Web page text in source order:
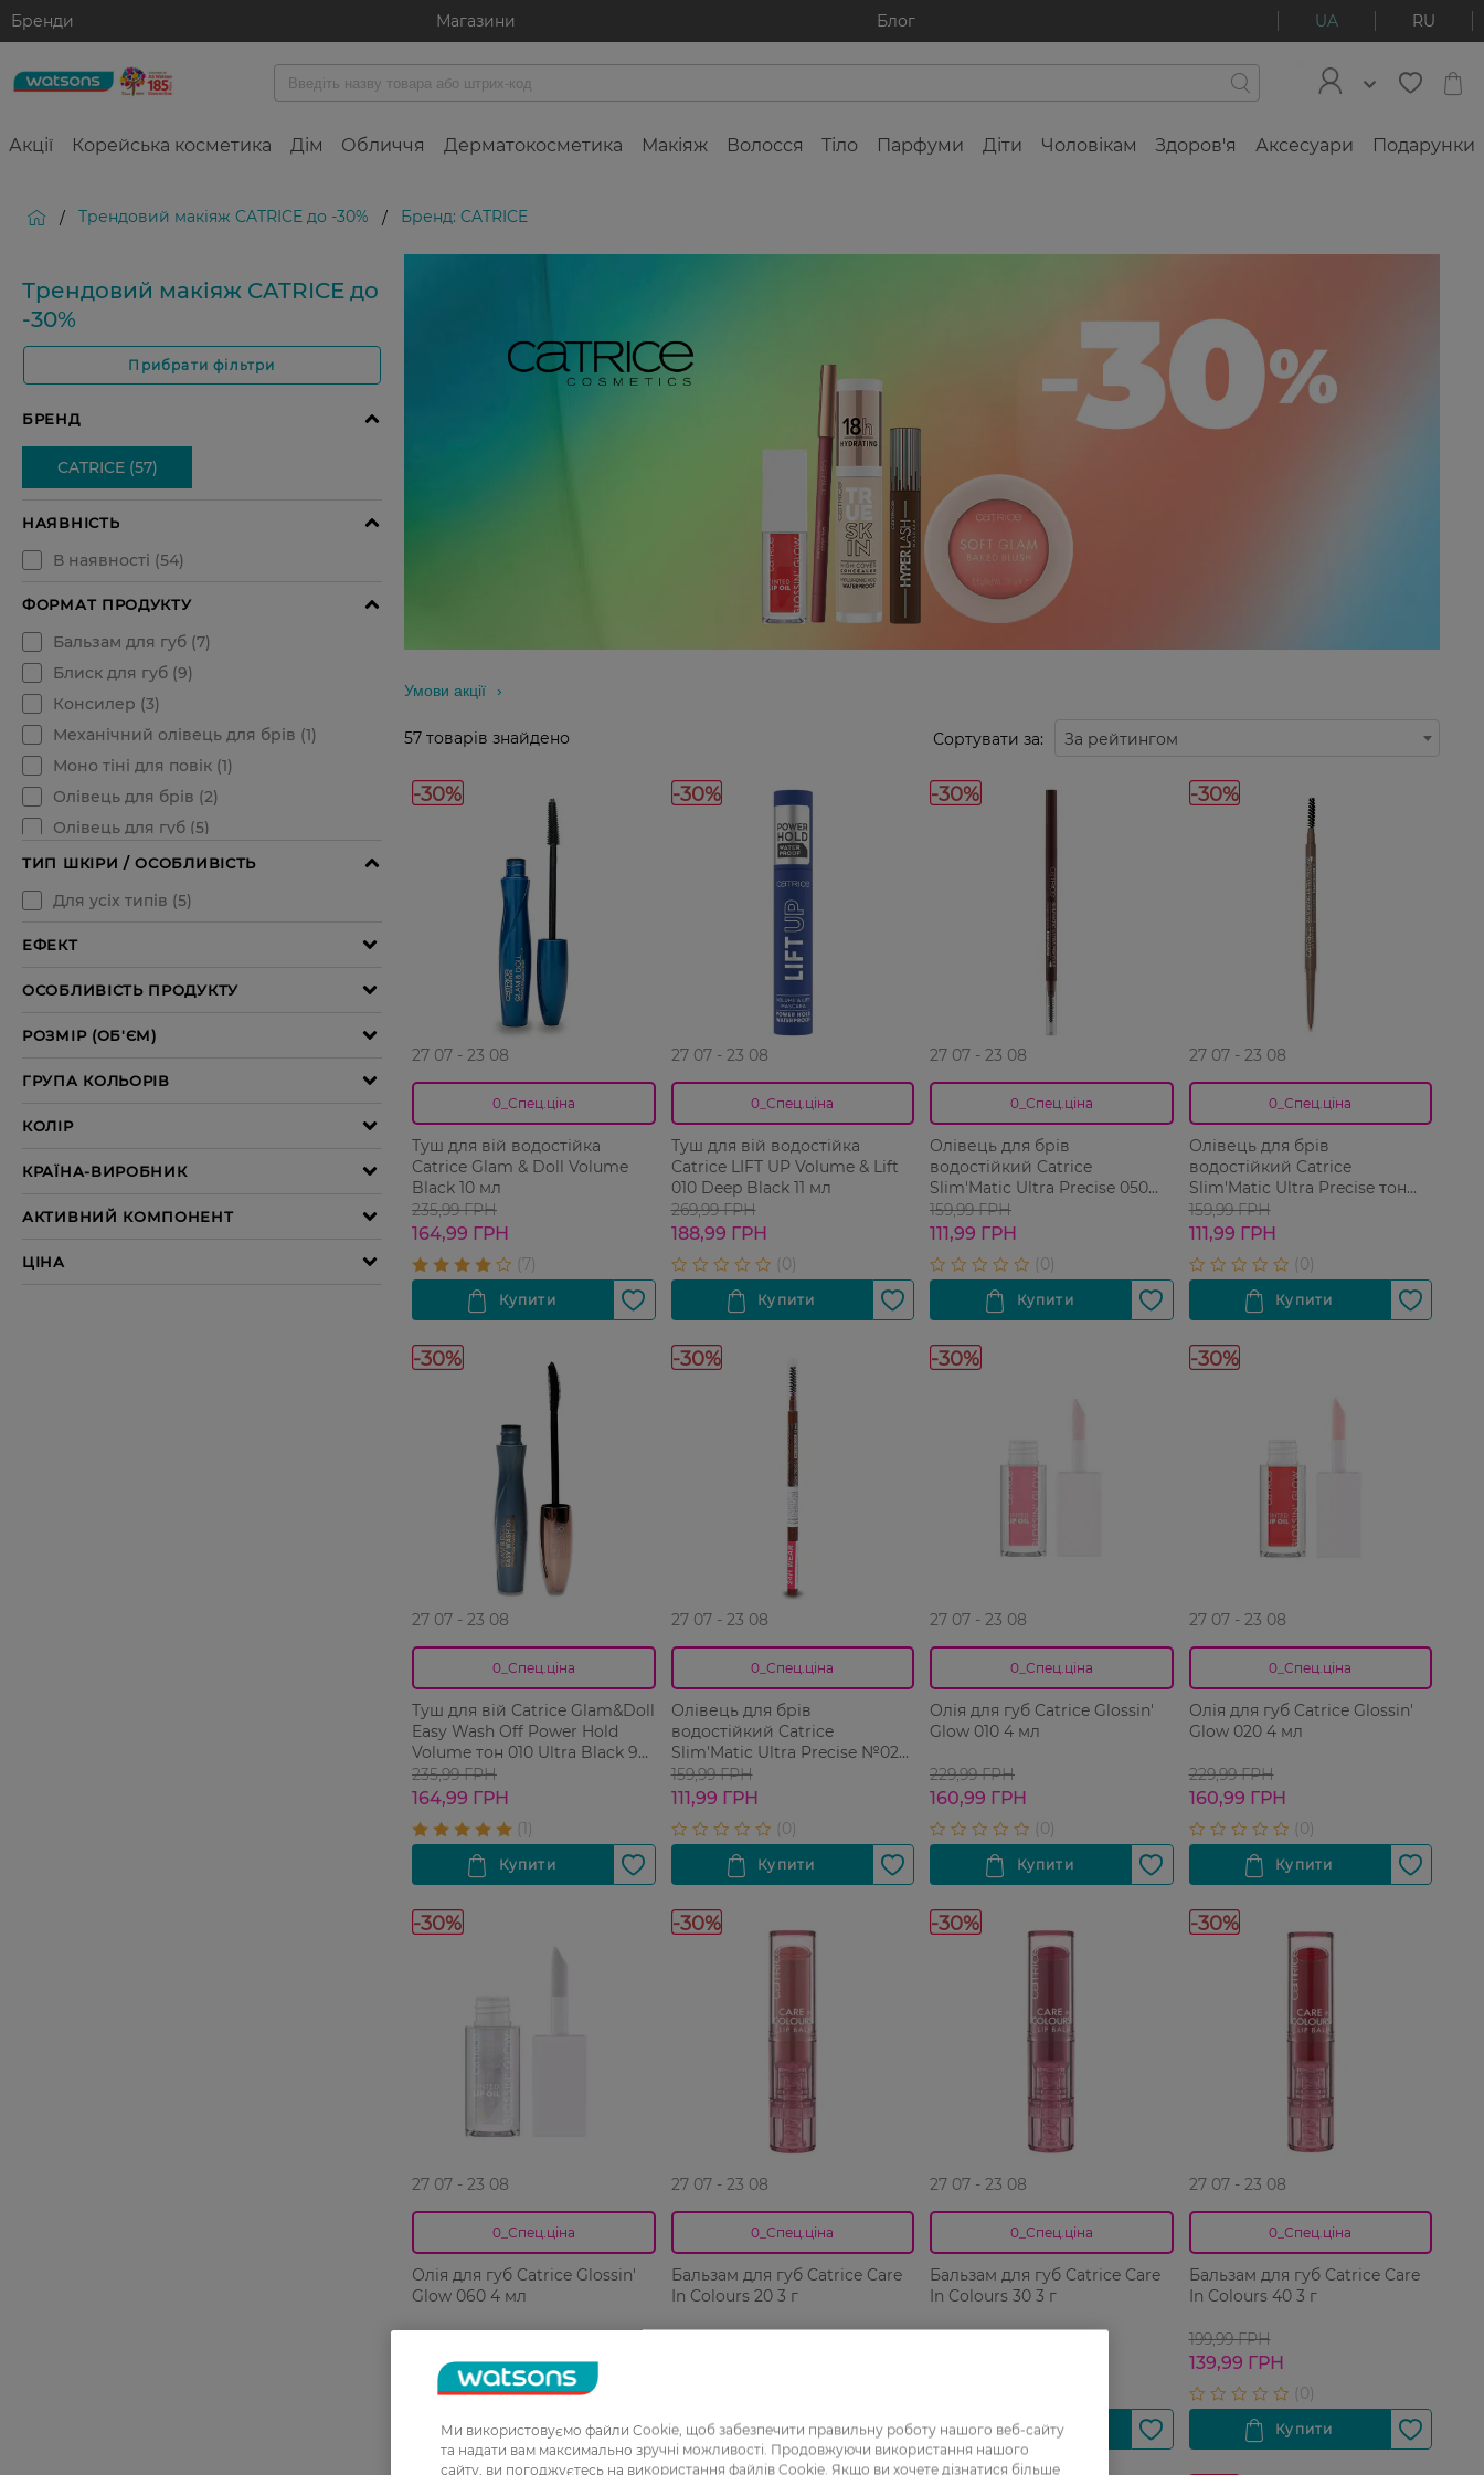
Бренди Магазини Блог UA RU
Акції Корейська косметика Дім Обличчя Дерматокосметика Макіяж Волосся Тіло Парфуми Діти Чоловікам Здоров'я Аксесуари Подарунки
/ Трендовий макіяж CATRICE до -30% / Бренд: CATRICE
Трендовий макіяж CATRICE до
-30%
Прибрати фільтри
Умови акції
57 товарів знайдено Сортувати за: За рейтингом
-30%
27 07 - 23 08
0_Спец.ціна
Туш для вій водостійка
Catrice Glam & Doll Volume
Black 10 мл
235,99 ГРН
164,99 ГРН
-30%
27 07 - 23 08
0_Спец.ціна
Туш для вій водостійка
Catrice LIFT UP Volume & Lift
010 Deep Black 11 мл
269,99 ГРН
188,99 ГРН
-30%
27 07 - 23 08
0_Спец.ціна
Олівець для брів
водостійкий Catrice
Slim'Matic Ultra Precise 050
Chocolate 1 шт
159,99 ГРН
111,99 ГРН
-30%
27 07 - 23 08
0_Спец.ціна
Олівець для брів
водостійкий Catrice
Slim'Matic Ultra Precise тон
015 Ash Blonde 1 шт
159,99 ГРН
111,99 ГРН
-30%
27 07 - 23 08
0_Спец.ціна
Туш для вій Catrice Glam&Doll
Easy Wash Off Power Hold
Volume тон 010 Ultra Black 9
мл
235,99 ГРН
164,99 ГРН
-30%
27 07 - 23 08
0_Спец.ціна
Олівець для брів
водостійкий Catrice
Slim'Matic Ultra Precise №025
Brown 1 шт
159,99 ГРН
111,99 ГРН
-30%
27 07 - 23 08
0_Спец.ціна
Олія для губ Catrice Glossin'
Glow 010 4 мл
229,99 ГРН
160,99 ГРН
-30%
27 07 - 23 08
0_Спец.ціна
Олія для губ Catrice Glossin'
Glow 020 4 мл
229,99 ГРН
160,99 ГРН
-30%
27 07 - 23 08
0_Спец.ціна
Олія для губ Catrice Glossin'
Glow 060 4 мл
160,99 ГРН
-30%
27 07 - 23 08
0_Спец.ціна
Бальзам для губ Catrice Care
In Colours 20 3 г
-30%
27 07 - 23 08
0_Спец.ціна
Бальзам для губ Catrice Care
In Colours 30 3 г
-30%
27 07 - 23 08
0_Спец.ціна
Бальзам для губ Catrice Care
In Colours 40 3 г
199,99 ГРН
139,99 ГРН
Ми використовуємо файли Cookie, щоб забезпечити правильну роботу нашого веб-сайту
та надати вам максимально зручні можливості. Продовжуючи використання нашого
сайту, ви погоджуєтесь на використання файлів Cookie. Якщо ви хочете дізнатися більше